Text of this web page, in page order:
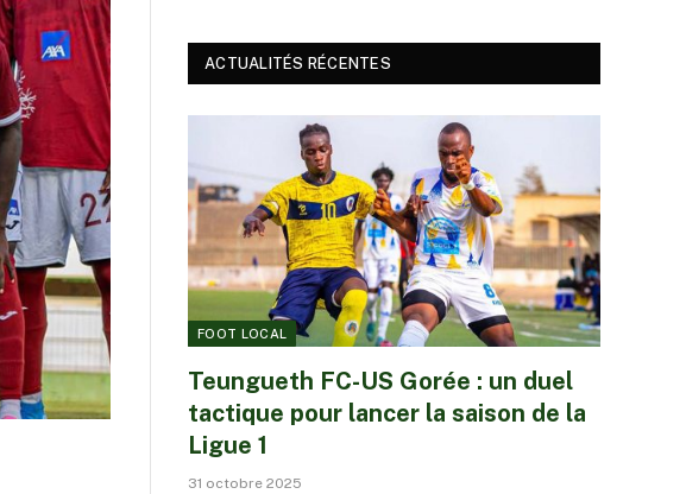
ACTUALITÉS RÉCENTES
FOOT LOCAL
Teungueth FC-US Gorée : un duel
tactique pour lancer la saison de la
Ligue 1
31 octobre 2025